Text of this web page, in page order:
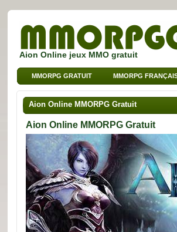
Aion Online jeux MMO gratuit
MMORPG GRATUIT MMORPG
JEUX SUR NAVIGATEUR MMO POUR
MMO DE SPORT
Aion Online MMORPG Gratuit
Aion Online MMORPG Gratuit